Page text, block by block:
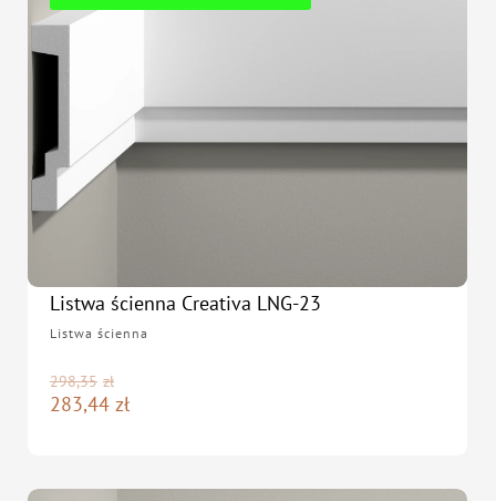
Listwa ścienna Creativa LNG-23
Listwa ścienna
zł
298,35
zł
283,44